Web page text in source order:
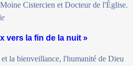
Cistercien et Docteur de l'Église.
vers la fin de la nuit »
la bienveillance, l'humanité de Dieu